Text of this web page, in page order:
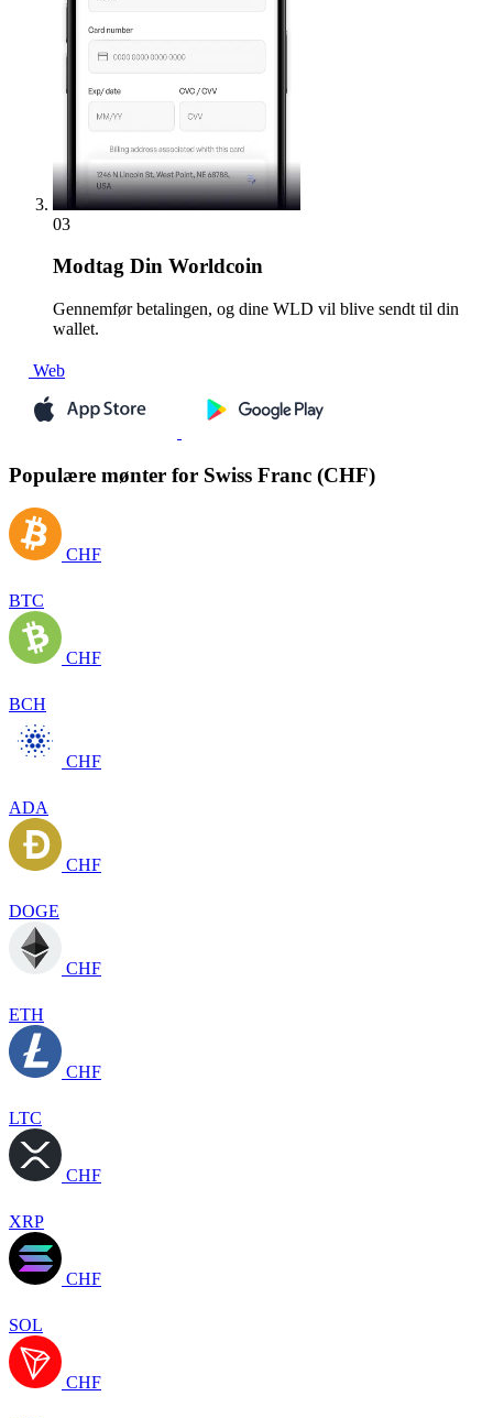
03
Modtag Din Worldcoin
Gennemfør betalingen, og dine WLD vil blive sendt til din
wallet.
Web
Populære mønter for Swiss Franc (CHF)
CHF
BTC
CHF
BCH
CHF
ADA
CHF
DOGE
CHF
ETH
CHF
LTC
CHF
XRP
CHF
SOL
CHF